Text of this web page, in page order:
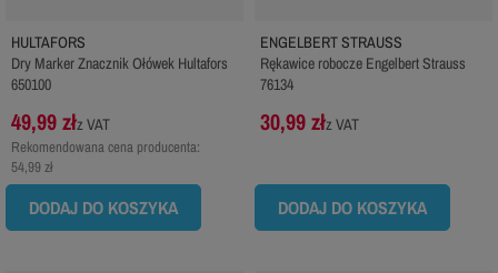
HULTAFORS
Dry Marker Znacznik Ołówek Hultafors
650100
49,99 złz VAT
Rekomendowana cena producenta:
54,99 zł
DODAJ DO KOSZYKA
ENGELBERT STRAUSS
Rękawice robocze Engelbert Strauss
76134
30,99 złz VAT
DODAJ DO KOSZYKA